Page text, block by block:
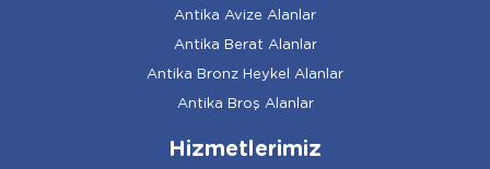
Antika Avize Alanlar
Antika Berat Alanlar
Antika Bronz Heykel Alanlar
Antika Broş Alanlar
Hizmetlerimiz